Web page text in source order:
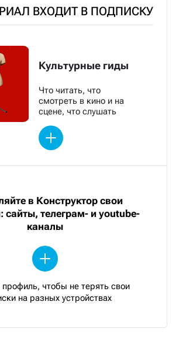
ВХОДИТ В ПОДПИСКУ
Культурные гиды
Что читать, что
смотреть в кино и на
сцене, что слушать
в Конструктор свои
сайты, телеграм- и youtube-
каналы
профиль, чтобы не терять свои
на разных устройствах